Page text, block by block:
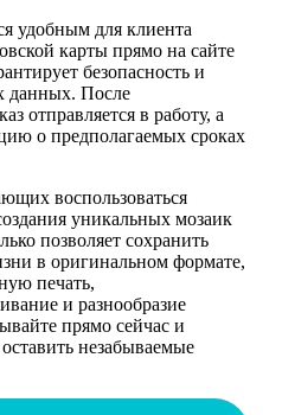
удобным для клиента
карты прямо на сайте
безопасность и
данных. После
отправляется в работу, а
о предполагаемых сроках
воспользоваться
уникальных мозаик
позволяет сохранить
в оригинальном формате,
печать,
и разнообразие
прямо сейчас и
незабываемые